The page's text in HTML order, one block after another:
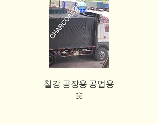
철강 공장용 공업용
숯